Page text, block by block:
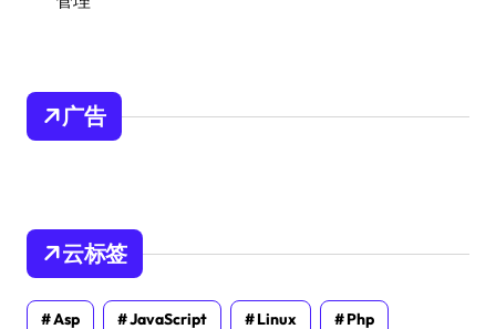
广告
云标签
Asp JavaScript Linux Php